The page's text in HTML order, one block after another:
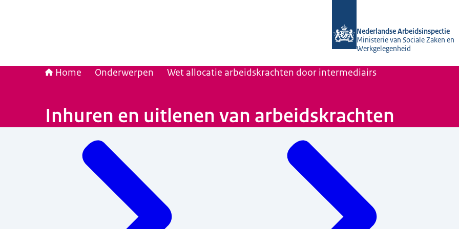
Nederlandse Arbeidsinspectie
Ministerie van Sociale Zaken en
Werkgelegenheid
Home Onderwerpen Wet allocatie arbeidskrachten door intermediairs
Inhuren en uitlenen van arbeidskrachten